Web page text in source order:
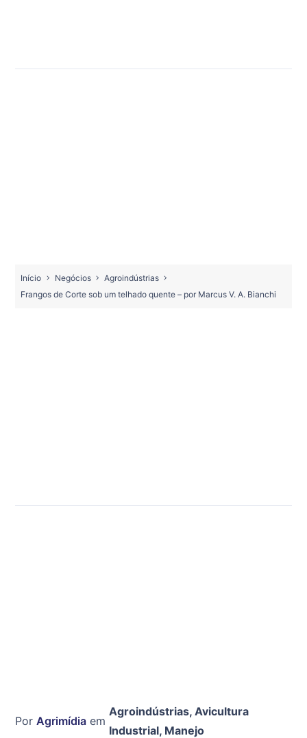
Início Negócios
Agroindústrias
Frangos de Corte sob um telhado quente – por Marcus V. A. Bianchi
Por Agrimídia em
Agroindústrias, Avicultura
Industrial, Manejo